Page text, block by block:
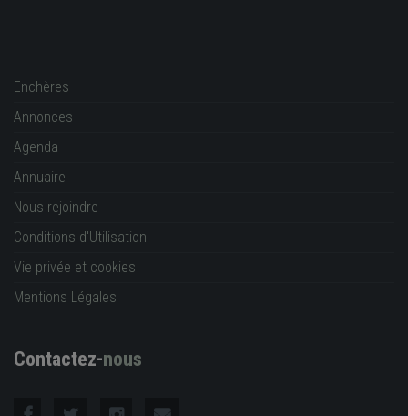
Enchères
Annonces
Agenda
Annuaire
Nous rejoindre
Conditions d'Utilisation
Vie privée et cookies
Mentions Légales
Contactez-nous